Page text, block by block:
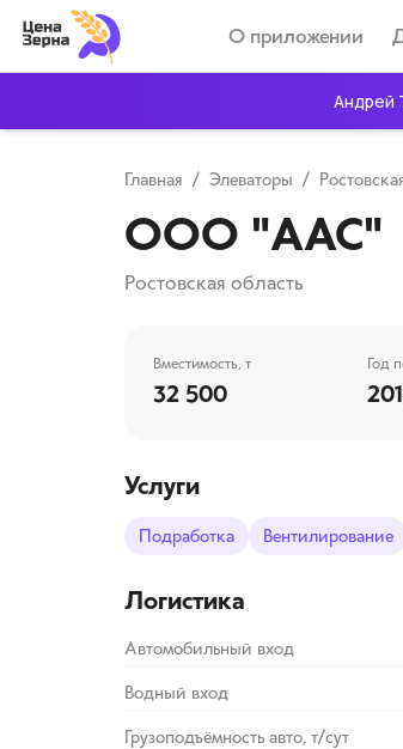
Андрей
О приложении
Главная / Элеваторы /
ООО "ААС"
Ростовская область
Вместимость, т
32 500
Год
Услуги
Подработка Вентилирование
Логистика
Автомобильный вход
Водный вход
Грузоподъёмность авто, т/сут